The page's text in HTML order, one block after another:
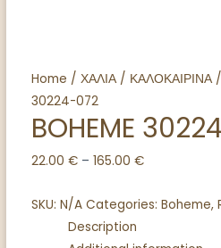
Home / ΧΑΛΙΑ/ ΚΑΛΟΚΑΙΡΙΝΑ/
30224-072
BOHEME
22.00 €– 165.00 €
SKU: N/A Categories: Boheme,
Description